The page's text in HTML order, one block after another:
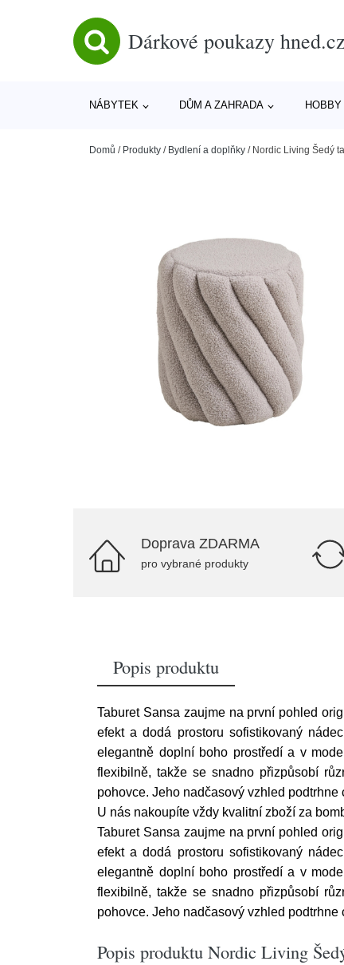
Dárkové poukazy hned.cz
NÁBYTEK DŮM A ZAHRADA HOBBY
Domů / Produkty / Bydlení a doplňky / Nordic Living Šedý
Doprava ZDARMA
pro vybrané produkty
Popis produktu
Taburet Sansa zaujme na první pohled
efekt a dodá prostoru sofistikovaný
elegantně doplní boho prostředí a v
flexibilně, takže se snadno přizpůsobí
pohovce. Jeho nadčasový vzhled
U nás nakoupíte vždy kvalitní zboží za
Taburet Sansa zaujme na první pohled
efekt a dodá prostoru sofistikovaný
elegantně doplní boho prostředí a v
flexibilně, takže se snadno přizpůsobí
pohovce. Jeho nadčasový vzhled
Popis produktu Nordic Living